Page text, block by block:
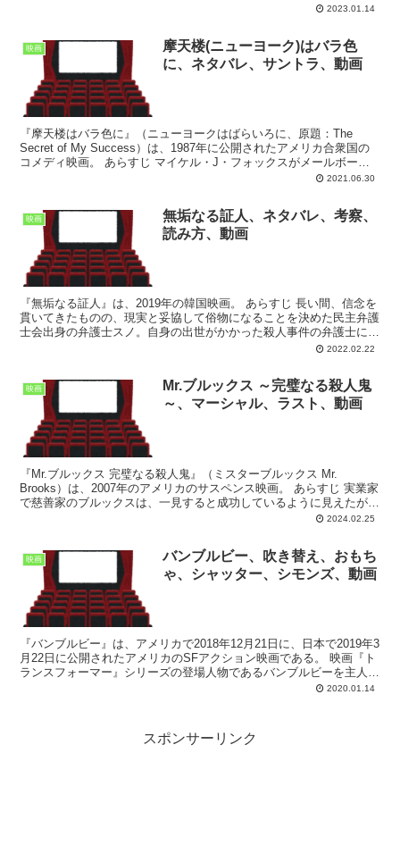
2023.01.14
映画
摩天楼(ニューヨーク)はバラ色
に、ネタバレ、サントラ、動画
『摩天楼はバラ色に』（ニューヨークはばらいろに、原題：The
Secret of My Success）は、1987年に公開されたアメリカ合衆国の
コメディ映画。 あらすじ マイケル・J・フォックスがメールボーイ
2021.06.30
映画
無垢なる証人、ネタバレ、考察、
読み方、動画
『無垢なる証人』は、2019年の韓国映画。 あらすじ 長い間、信念を
貫いてきたものの、現実と妥協して俗物になることを決めた民主弁護
士会出身の弁護士スノ。自身の出世がかかった殺人事件の弁護士に指
2022.02.22
映画
Mr.ブルックス ～完璧なる殺人鬼
～、マーシャル、ラスト、動画
『Mr.ブルックス 完璧なる殺人鬼』（ミスターブルックス Mr.
Brooks）は、2007年のアメリカのサスペンス映画。 あらすじ 実業家
で慈善家のブルックスは、一見すると成功しているように見えたが、
2024.02.25
映画
バンブルビー、吹き替え、おもち
ゃ、シャッター、シモンズ、動画
『バンブルビー』は、アメリカで2018年12月21日に、日本で2019年3
月22日に公開されたアメリカのSFアクション映画である。 映画『ト
ランスフォーマー』シリーズの登場人物であるバンブルビーを主人公
2020.01.14
スポンサーリンク